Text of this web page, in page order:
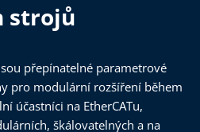
strojů
přepínatelné parametrové
pro modulární rozšíření během
účastníci na EtherCATu,
škálovatelných a na